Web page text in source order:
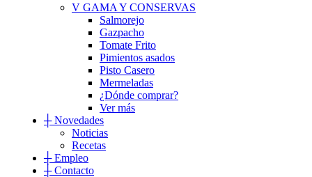
V GAMA Y CONSERVAS
Salmorejo
Gazpacho
Tomate Frito
Pimientos asados
Pisto Casero
Mermeladas
¿Dónde comprar?
Ver más
┼Novedades
Noticias
Recetas
┼Empleo
┼Contacto